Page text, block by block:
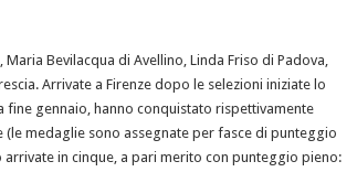
Bevilacqua di Avellino, Linda Friso di Padova,
Arrivate a Firenze dopo le selezioni iniziate lo
fine gennaio, hanno conquistato rispettivamente
medaglie sono assegnate per fasce di punteggio
in cinque, a pari merito con punteggio pieno: